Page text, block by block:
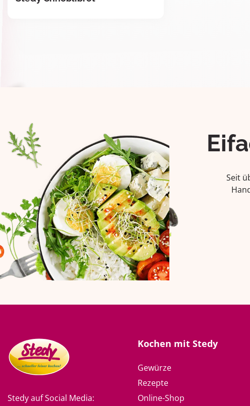
Seit
Stedy auf Social Media:
Kochen mit Stedy
Gewürze
Rezepte
Online-Shop